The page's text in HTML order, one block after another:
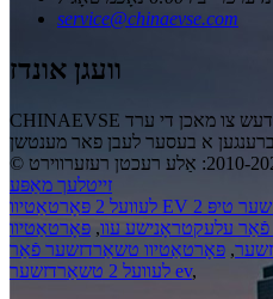
service@chinaevse.com
וועגן אונדז
CHINAEVSE וועט זיין מחויב צו טעכנאלאגישע כידעש צו מאכן די ערד
זייטלעך מאַפּע
פּאָרטאַטיוו טשאַרדזשער טיפּ 2
פֿאַר עלעקטראָנישע עוו,
,
לעוועל 2 טשאַרדזשער ev,